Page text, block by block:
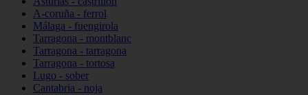
A-coruña - ferrol
Málaga - fuengirola
Tarragona - montblanc
Tarragona - tarragona
Tarragona - tortosa
Lugo - sober
Cantabria - noja